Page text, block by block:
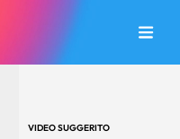
VIDEO SUGGERITO